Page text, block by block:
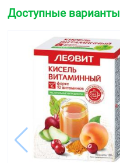
Доступные варианты